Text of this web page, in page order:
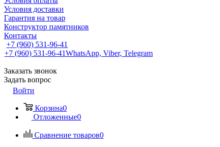
Условия доставки
Гарантия на товар
Конструктор памятников
Контакты
+7 (960) 531-96-41
+7 (960) 531-96-41WhatsApp, Viber, Telegram
Заказать звонок
Задать вопрос
Войти
Корзина0
Отложенные0
Сравнение товаров0